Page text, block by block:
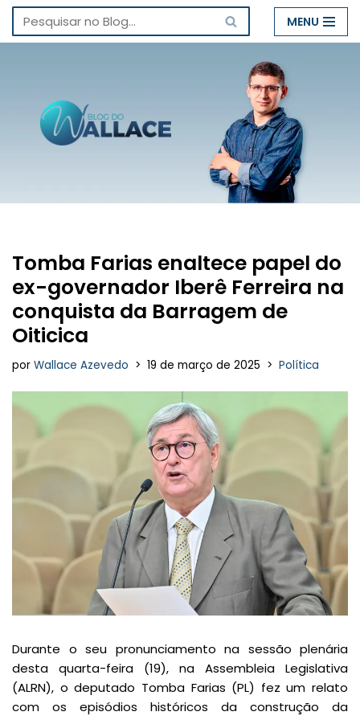
Pular
conteúdo
MENU
Tomba Farias enaltece papel do
ex-governador Iberê Ferreira na
conquista da Barragem de
Oiticica
por Wallace Azevedo 19 de março de 2025 Política
Durante o seu pronunciamento na sessão plenária
desta quarta-feira (19), na Assembleia Legislativa
(ALRN), o deputado Tomba Farias (PL) fez um relato
com os episódios históricos da construção da